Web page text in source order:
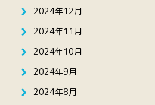
2024年12月
2024年11月
2024年10月
2024年9月
2024年8月